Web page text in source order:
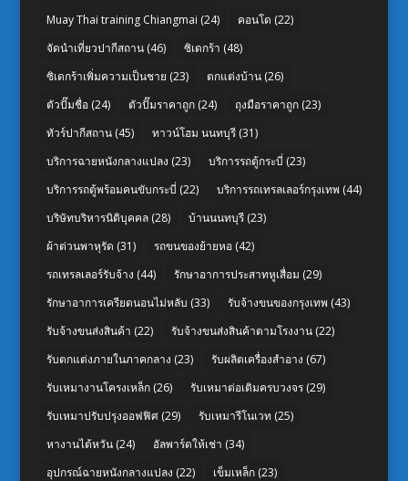
Muay Thai training Chiangmai (24) คอนโด (22)
จัดนำเที่ยวปากีสถาน(46) ซิเดกร้า (48)
ซิเดกร้าเพิ่มความเป็นชาย (23) ตกแต่งบ้าน(26)
ตัวปั๊มชื่อ(24) ตัวปั๊มราคาถูก(24) ถุงมือราคาถูก(23)
ทัวร์ปากีสถาน(45) ทาวน์โฮม นนทบุรี(31)
บริการฉายหนังกลางแปลง (23) บริการรถตู้กระบี่ (23)
บริการรถตู้พร้อมคนขับกระบี่ (22) บริการรถเทรลเลอร์กรุงเทพ (44)
บริษัทบริหารนิติบุคคล(28) บ้านนนทบุรี(23)
ผ้าต่วนพาหุรัด (31) รถขนของย้ายหอ(42)
รถเทรลเลอร์รับจ้าง (44) รักษาอาการประสาทหูเสื่อม (29)
รักษาอาการเครียดนอนไม่หลับ (33) รับจ้างขนของกรุงเทพ (43)
รับจ้างขนส่งสินค้า (22) รับจ้างขนส่งสินค้าตามโรงงาน(22)
รับตกแต่งภายในภาคกลาง (23) รับผลิตเครื่องสำอาง (67)
รับเหมางานโครงเหล็ก(26) รับเหมาต่อเติมครบวงจร(29)
รับเหมาปรับปรุงออฟฟิศ(29) รับเหมารีโนเวท (25)
หางานไต้หวัน(24) อัลพาร์ดให้เช่า (34)
อุปกรณ์ฉายหนังกลางแปลง (22) เข็มเหล็ก(23)